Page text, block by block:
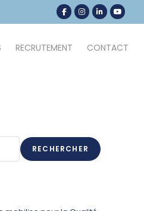
RECRUTEMENT CONTACT
RECHERCHER